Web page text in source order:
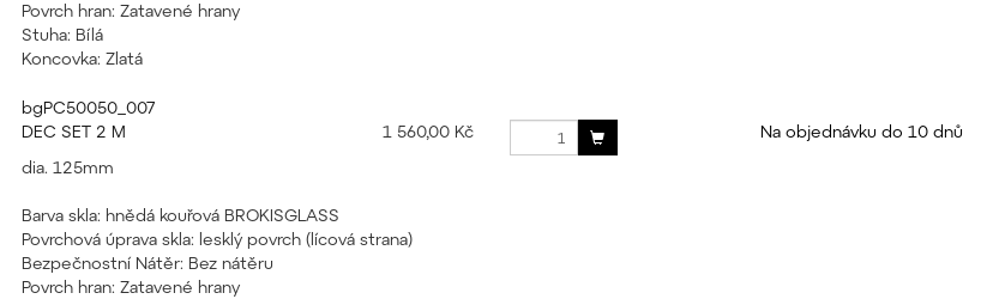
Povrch hran: Zatavené hrany
Stuha: Bílá
Koncovka: Zlatá
bgPC50050_007
DEC SET 2 M
1 560,00 Kč
Na objednávku do 10 dnů
dia. 125mm
Barva skla: hnědá kouřová BROKISGLASS
Povrchová úprava skla: lesklý povrch (lícová strana)
Bezpečnostní Nátěr: Bez nátěru
Povrch hran: Zatavené hrany